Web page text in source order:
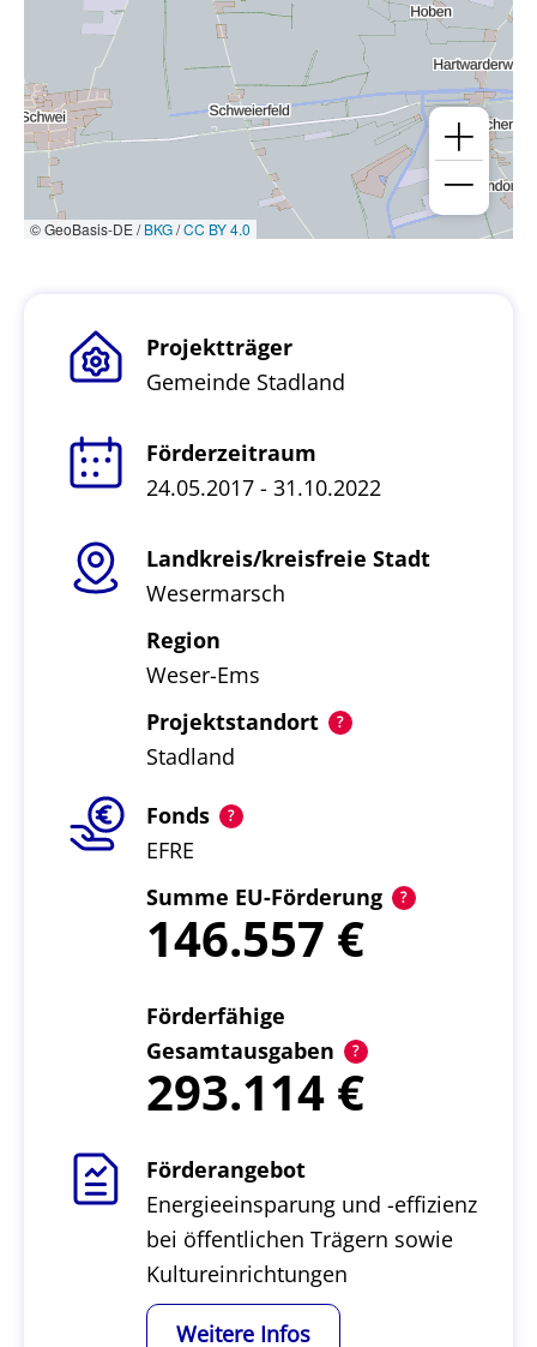
© GeoBasis-DE /BKG/CC BY 4.0
Projektträger
Gemeinde Stadland
Förderzeitraum
24.05.2017 - 31.10.2022
Landkreis/kreisfreie Stadt
Wesermarsch
Region
Weser-Ems
Projektstandort
Stadland
Fonds
EFRE
Summe EU-Förderung
146.557
Förderfähige
Gesamtausgaben
293.114
Förderangebot
Energieeinsparung und -effizienz
bei öffentlichen Trägern sowie
Kultureinrichtungen
Weitere Infos